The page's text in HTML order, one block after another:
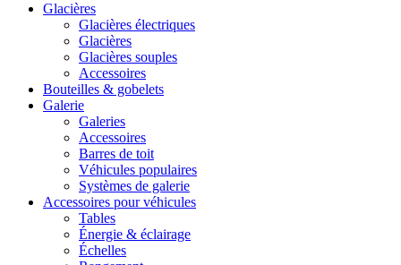
Glacières
Glacières électriques
Glacières
Glacières souples
Accessoires
Bouteilles & gobelets
Galerie
Galeries
Accessoires
Barres de toit
Véhicules populaires
Systèmes de galerie
Accessoires pour véhicules
Tables
Énergie & éclairage
Échelles